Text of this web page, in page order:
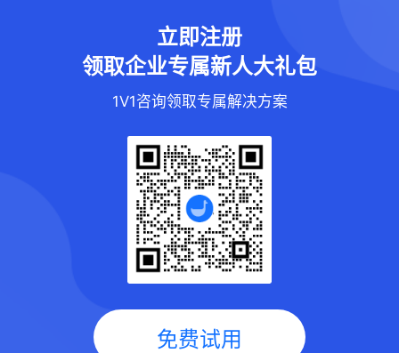
立即注册
领取企业专属新人大礼包
1V1咨询领取专属解决方案
免费试用